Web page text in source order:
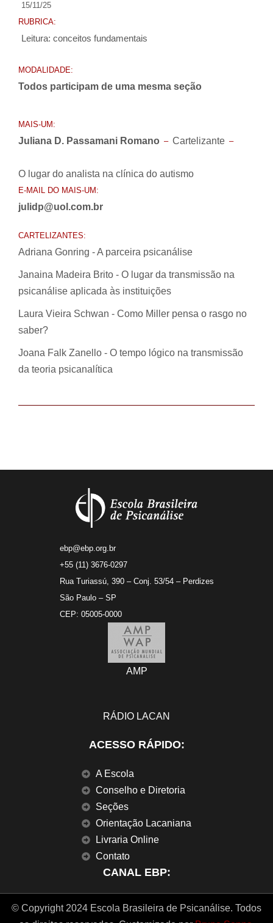
15/11/25
RUBRICA:
Leitura: conceitos fundamentais
MODALIDADE:
Todos participam de uma mesma seção
MAIS-UM:
Juliana D. Passamani Romano – Cartelizante –
O lugar do analista na clínica do autismo
E-MAIL DO MAIS-UM:
julidp@uol.com.br
CARTELIZANTES:
Adriana Gonring - A parceira psicanálise
Janaina Madeira Brito - O lugar da transmissão na
psicanálise aplicada às instituições
Laura Vieira Schwan - Como Miller pensa o rasgo no
saber?
Joana Falk Zanello - O tempo lógico na transmissão
da teoria psicanalítica
ebp@ebp.org.br
+55 (11) 3676-0297
Rua Turiassú, 390 – Conj. 53/54 – Perdizes
São Paulo – SP
CEP: 05005-0000
AMP
RÁDIO LACAN
ACESSO RÁPIDO:
A Escola
Conselho e Diretoria
Seções
Orientação Lacaniana
Livraria Online
Contato
CANAL EBP:
© Copyright 2024 Escola Brasileira de Psicanálise. Todos